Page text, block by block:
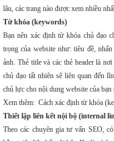
lâu, các trang nào được xem nhiều
Từ khóa (keywords)
Bạn nên xác định từ khóa chủ đạo
trọng của website như: tiêu đề,
ảnh. Thẻ title và các thẻ header là
chủ đạo tất nhiên sẽ liên quan đến
chủ lực cho nội dung website của
Xem thêm: Cách xác định từ khóa
Thiết lập liên kết nội bộ (internal
Theo các chuyên gia tư vấn SEO,